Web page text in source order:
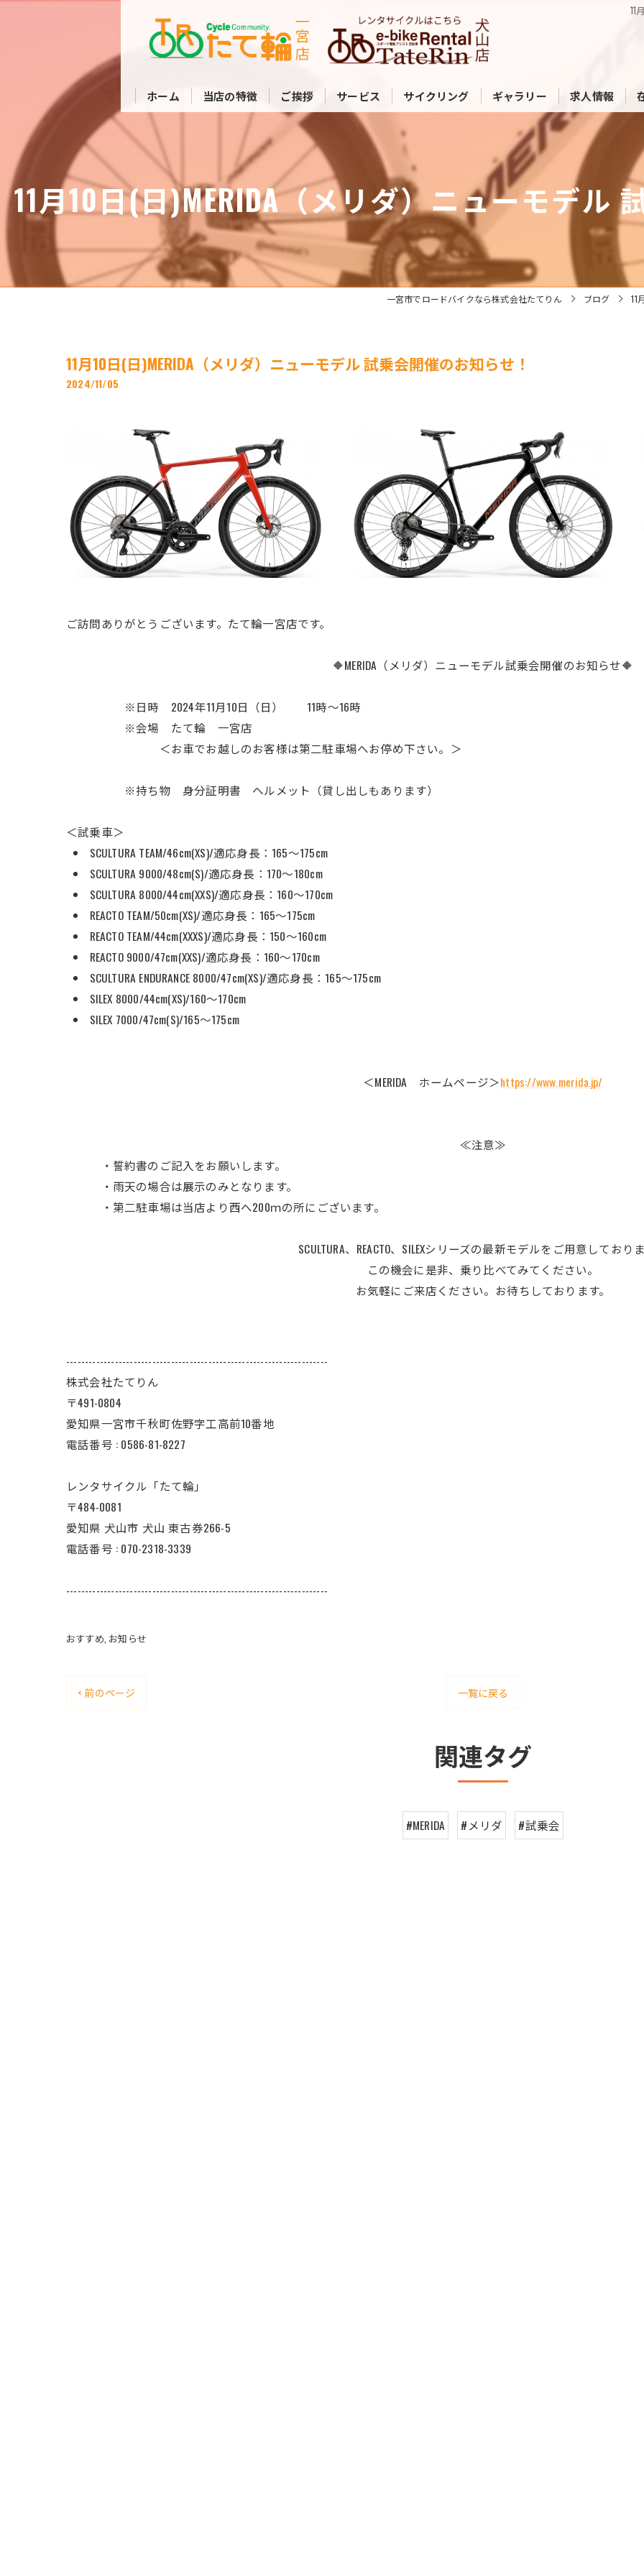
11
ホーム 当店の特徴 ご挨拶 サービス
自転車販売
自転車修理・カスタム
洗車サービス
フィッティング
バイクコーティング
サイクリング ギャラリー 求人情報
11月10日(日)MERIDA（メリダ）ニューモデル
一宮市でロードバイクなら株式会社たてりん ブログ 11
11月10日(日)MERIDA（メリダ）ニューモデル 試乗会開催のお知らせ！
2024/11/05
ご訪問ありがとうございます。たて輪一宮店です。
🔶MERIDA（メリダ）ニューモデル試乗会開催のお知らせ🔶
※日時 2024年11月10日（日） 11時～16時
※会場 たて輪 一宮店
＜お車でお越しのお客様は第二駐車場へお停め下さい。＞
※持ち物 身分証明書 ヘルメット（貸し出しもあります）
＜試乗車＞
SCULTURA TEAM/46cm(XS)/適応身長：165～175cm
SCULTURA 9000/48cm(S)/適応身長：170～180cm
SCULTURA 8000/44cm(XXS)/適応身長：160～170cm
REACTO TEAM/50cm(XS)/適応身長：165～175cm
REACTO TEAM/44cm(XXXS)/適応身長：150～160cm
REACTO 9000/47cm(XXS)/適応身長：160～170cm
SCULTURA ENDURANCE 8000/47cm(XS)/適応身長：165～175cm
SILEX 8000/44cm(XS)/160～170cm
SILEX 7000/47cm(S)/165～175cm
＜MERIDA ホームページ＞https://www.merida.jp/
≪注意≫
・誓約書のご記入をお願いします。
・雨天の場合は展示のみとなります。
・第二駐車場は当店より西へ200ｍの所にございます。
SCULTURA、REACTO、SILEXシリーズの最新モデルをご用意しており
この機会に是非、乗り比べてみてください。
お気軽にご来店ください。お待ちしております。
----------------------------------------------------------------------
株式会社たてりん
〒491-0804
愛知県一宮市千秋町佐野字工高前10番地
電話番号 : 0586-81-8227
レンタサイクル「たて輪」
〒484-0081
愛知県 犬山市 犬山 東古券266-5
電話番号 : 070-2318-3339
----------------------------------------------------------------------
おすすめ お知らせ
< 前のページ 一覧に戻る
関連タグ
#MERIDA #メリダ #試乗会